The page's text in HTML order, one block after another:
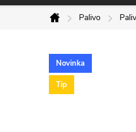
Domov
Palivo
Novinka
Tip